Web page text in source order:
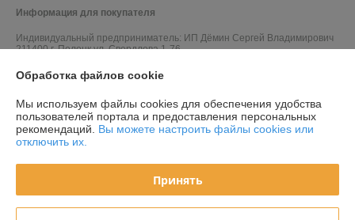
Информация для покупателя
Индивидуальный предприниматель: ИП Дёмин Сергей Владимирович
211400 г. Полоцк ул. Свердлова 1-76
Регистрационный номер ЕГР: 391758391
УНП: 391758391
Регистрационный орган: Полоцкий ГИК
Ссылка на свидетельство/лицензию
Обработка файлов cookie
Мы используем файлы cookies для обеспечения удобства
пользователей портала и предоставления персональных
рекомендаций. Вы можете настроить файлы cookies или
отключить их.
Принять